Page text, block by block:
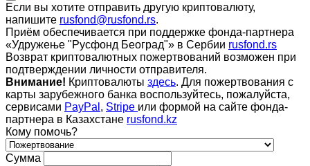
Если вы хотите отправить другую криптовалюту,
напишите rusfond@rusfond.rs.
Приём обеспечивается при поддержке фонда-партнера
«Удружење "Русфонд Београд"» в Сербии rusfond.rs
Возврат криптовалютных пожертвований возможен при
подтверждении личности отправителя.
Внимание! Криптовалюты здесь. Для пожертвования с
карты зарубежного банка воспользуйтесь, пожалуйста,
сервисами PayPal , Stripe или формой на сайте фонда-
партнера в Казахстане rusfond.kz
Кому помочь?
Сумма